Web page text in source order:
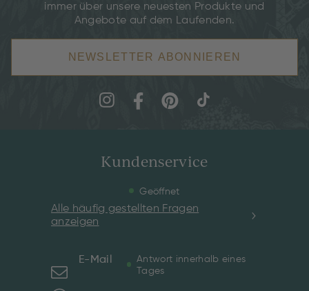
immer über unsere neuesten Produkte und
Angebote auf dem Laufenden.
NEWSLETTER ABONNIEREN
Kundenservice
Geöffnet
Alle häufig gestellten Fragen
anzeigen
E-Mail
Antwort innerhalb eines
Tages